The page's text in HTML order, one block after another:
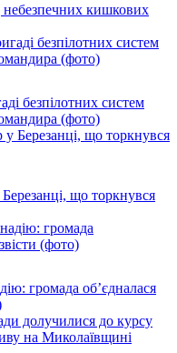
небезпечних кишкових
безпілотних систем
(фото)
що торкнувся
громада об’єдналася